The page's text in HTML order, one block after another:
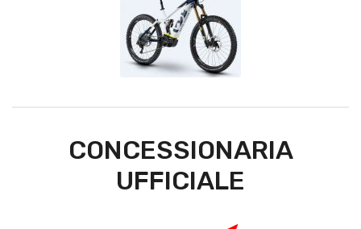
CONCESSIONARIA
UFFICIALE